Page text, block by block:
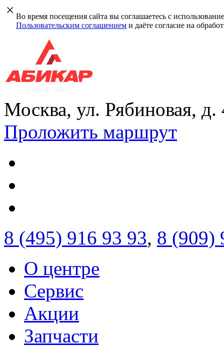
Во время посещения сайта вы соглашаетесь с
Пользовательским соглашением и даёте согласие на
Москва, ул. Рябиновая, д.
Проложить маршрут
8 (495) 916 93 93, 8 (909)
О центре
Сервис
Акции
Запчасти